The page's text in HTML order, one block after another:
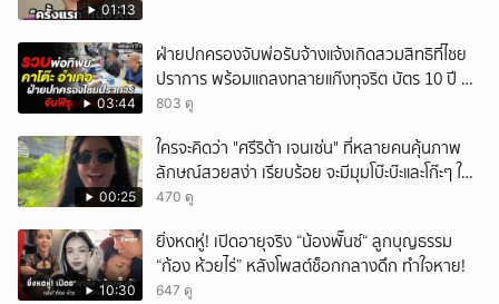
01:13
03:44
ฝ่ายปกครองจับพ่อรับจ้างแจ้งเกิดสวมสิทธิที่ไชย
ปราการ พร้อมแถลงทลายแก๊งทุจริต บัตร 10 ปี ที่
แม่สอด
803 ดู
00:25
ใครจะคิดว่า "ศรีริต้า เจนเซ่น" ที่หลายคนคุ้นภาพ
ลักษณ์สวยสง่า เรียบร้อย จะมีมุมโบ๊ะบ๊ะและโก๊ะๆ ให้
ได้อมยิ้มเหมือนกัน งานนี้ทำเอาแฟนๆ ทั้งเอ็นดูทั้ง
470 ดู
10:30
ยิ่งหดหู่! เปิดอายุจริง “น้องพั๊นซ์“ ลูกบุญธรรม
“ก้อง ห้วยไร่” หลังโพสต์ช็อกกลางดึก ทำใจหาย!
647 ดู